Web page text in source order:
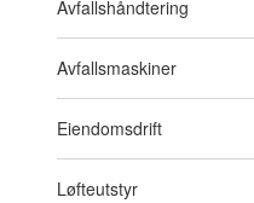
Avfallshåndtering
Avfallsmaskiner
Eiendomsdrift
Løfteutstyr